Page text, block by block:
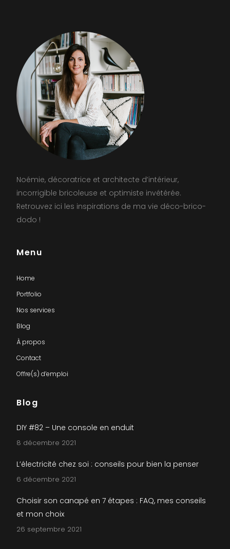
Noémie, décoratrice et architecte d’intérieur,
incorrigible bricoleuse et optimiste invétérée.
Retrouvez ici les inspirations de ma vie déco-brico-
dodo !
Menu
Home
Portfolio
Nos services
Blog
À propos
Contact
Offre(s) d’emploi
Blog
DIY #82 – Une console en enduit
8 décembre 2021
L’électricité chez soi : conseils pour bien la penser
6 décembre 2021
Choisir son canapé en 7 étapes : FAQ, mes conseils
et mon choix
26 septembre 2021